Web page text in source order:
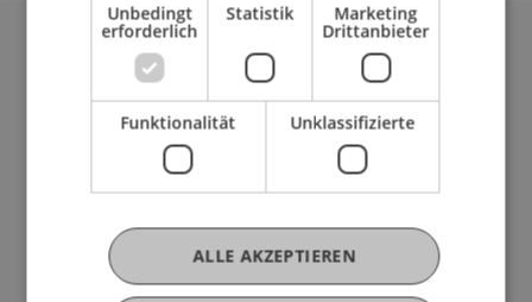
Universität Liechtenstein
9490 Vaduz
T +423 265 11 11
Fußzeile Rechtliche Hinweise
Rechtssammlung
Datenschutzerklärung
Unbedingt
erforderlich
Statistik Marketing
Drittanbieter
Funktionalität Unklassifizierte
ALLE AKZEPTIEREN